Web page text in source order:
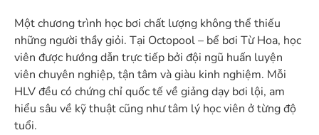
Một chương trình học bơi chất lượng không thể thiếu
những người thầy giỏi. Tại Octopool – bể bơi Từ Hoa, học
viên được hướng dẫn trực tiếp bởi đội ngũ huấn luyện
viên chuyên nghiệp, tận tâm và giàu kinh nghiệm. Mỗi
HLV đều có chứng chỉ quốc tế về giảng dạy bơi lội, am
hiểu sâu về kỹ thuật cũng như tâm lý học viên ở từng độ
tuổi.